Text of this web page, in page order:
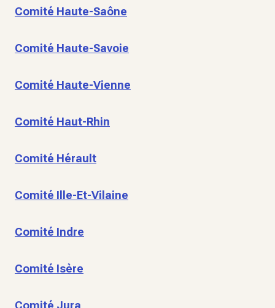
Comité Haute-Saône
Comité Haute-Savoie
Comité Haute-Vienne
Comité Haut-Rhin
Comité Hérault
Comité Ille-Et-Vilaine
Comité Indre
Comité Isère
Comité Jura